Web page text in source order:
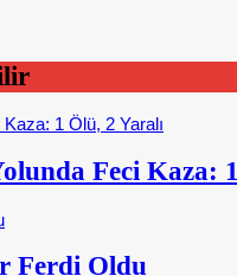
Feci Kaza:
Ferdi Oldu